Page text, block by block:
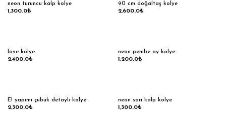
neon turuncu kalp kolye
1,300.0₺
90 cm doğaltaş kolye
2,600.0₺
love kolye
2,400.0₺
neon pembe ay kolye
1,200.0₺
El yapımı çubuk detaylı kolye
2,300.0₺
neon sarı kalp kolye
1,300.0₺